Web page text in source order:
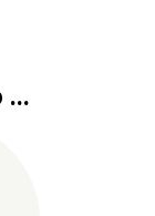
...